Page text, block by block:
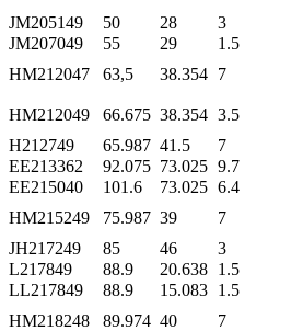
JM205149
50 28 3
JM207049
55 29 1.5
HM212047
63,5 38.354 7
HM212049 66.675 38.354 3.5
H212749
65.987 41.5 7
EE213362
92.075 73.025 9.7
EE215040
101.6 73.025 6.4
HM215249
75.987 39 7
JH217249
85 46 3
L217849
88.9 20.638 1.5
LL217849
88.9 15.083 1.5
HM218248
89.974 40 7